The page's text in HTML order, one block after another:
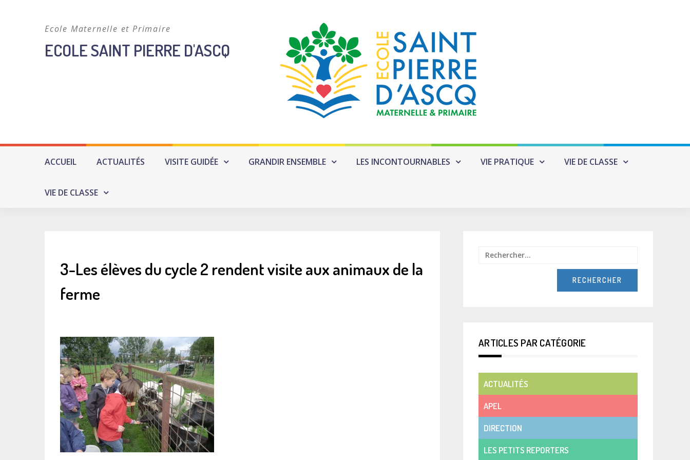
Ecole Maternelle et Primaire
ECOLE SAINT PIERRE D'ASCQ
ACCUEIL ACTUALITÉS VISITE GUIDÉE GRANDIR ENSEMBLE LES INCONTOURNABLES VIE PRATIQUE VIE DE CLASSE
VIE DE CLASSE
3-Les élèves du cycle 2 rendent visite aux animaux de la
ferme
ARTICLES PAR CATÉGORIE
ACTUALITÉS
APEL
DIRECTION
LES PETITS REPORTERS